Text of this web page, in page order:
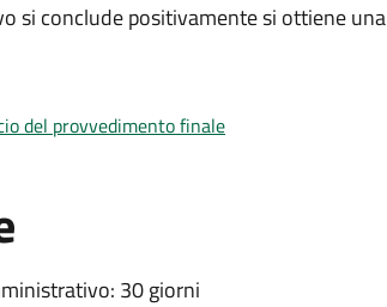
si conclude positivamente si ottiene una
del provvedimento finale
30 giorni